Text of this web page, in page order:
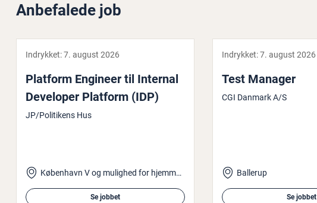
Anbefalede job
Indrykket:7. august 2026
Platform Engineer til Internal
Developer Platform (IDP)
JP/Politikens Hus
København V og mulighed for hjemmearbejde
Se jobbet
Indrykket:7. august 2026
Test Manager
CGI Danmark A/S
Ballerup
Se jobbet